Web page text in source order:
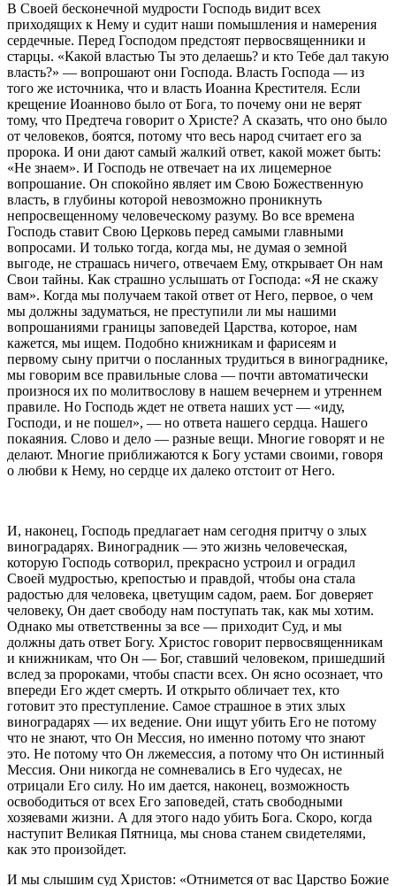
В Своей бесконечной мудрости Господь видит всех
приходящих к Нему и судит наши помышления и намерения
сердечные. Перед Господом предстоят первосвященники и
старцы. «Какой властью Ты это делаешь? и кто Тебе дал такую
власть?» — вопрошают они Господа. Власть Господа — из
того же источника, что и власть Иоанна Крестителя. Если
крещение Иоанново было от Бога, то почему они не верят
тому, что Предтеча говорит о Христе? А сказать, что оно было
от человеков, боятся, потому что весь народ считает его за
пророка. И они дают самый жалкий ответ, какой может быть:
«Не знаем». И Господь не отвечает на их лицемерное
вопрошание. Он спокойно являет им Свою Божественную
власть, в глубины которой невозможно проникнуть
непросвещенному человеческому разуму. Во все времена
Господь ставит Свою Церковь перед самыми главными
вопросами. И только тогда, когда мы, не думая о земной
выгоде, не страшась ничего, отвечаем Ему, открывает Он нам
Свои тайны. Как страшно услышать от Господа: «Я не скажу
вам». Когда мы получаем такой ответ от Него, первое, о чем
мы должны задуматься, не преступили ли мы нашими
вопрошаниями границы заповедей Царства, которое, нам
кажется, мы ищем. Подобно книжникам и фарисеям и
первому сыну притчи о посланных трудиться в винограднике,
мы говорим все правильные слова — почти автоматически
произнося их по молитвослову в нашем вечернем и утреннем
правиле. Но Господь ждет не ответа наших уст — «иду,
Господи, и не пошел», — но ответа нашего сердца. Нашего
покаяния. Слово и дело — разные вещи. Многие говорят и не
делают. Многие приближаются к Богу устами своими, говоря
о любви к Нему, но сердце их далеко отстоит от Него.
И, наконец, Господь предлагает нам сегодня притчу о злых
виноградарях. Виноградник — это жизнь человеческая,
которую Господь сотворил, прекрасно устроил и оградил
Своей мудростью, крепостью и правдой, чтобы она стала
радостью для человека, цветущим садом, раем. Бог доверяет
человеку, Он дает свободу нам поступать так, как мы хотим.
Однако мы ответственны за все — приходит Суд, и мы
должны дать ответ Богу. Христос говорит первосвященникам
и книжникам, что Он — Бог, ставший человеком, пришедший
вслед за пророками, чтобы спасти всех. Он ясно осознает, что
впереди Его ждет смерть. И открыто обличает тех, кто
готовит это преступление. Самое страшное в этих злых
виноградарях — их ведение. Они ищут убить Его не потому
что не знают, что Он Мессия, но именно потому что знают
это. Не потому что Он лжемессия, а потому что Он истинный
Мессия. Они никогда не сомневались в Его чудесах, не
отрицали Его силу. Но им дается, наконец, возможность
освободиться от всех Его заповедей, стать свободными
хозяевами жизни. А для этого надо убить Бога. Скоро, когда
наступит Великая Пятница, мы снова станем свидетелями,
как это произойдет.
И мы слышим суд Христов: «Отнимется от вас Царство Божие